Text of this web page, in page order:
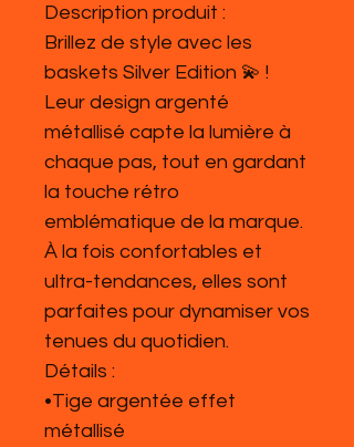
Description produit :
Brillez de style avec les
baskets Silver Edition 💫 !
Leur design argenté
métallisé capte la lumière à
chaque pas, tout en gardant
la touche rétro
emblématique de la marque.
À la fois confortables et
ultra-tendances, elles sont
parfaites pour dynamiser vos
tenues du quotidien.
Détails :
•Tige argentée effet
métallisé